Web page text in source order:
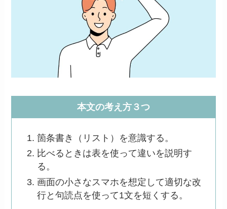
本文の考え方３つ
箇条書き（リスト）を意識する。
比べるときは表を使って違いを説明す
る。
画面の小さなスマホを想定して適切な改
行と句読点を使って1文を短くする。